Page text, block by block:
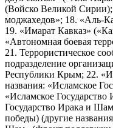
(Войско Великой
моджахедов»; 18. «Аль-
19. «Имарат Кавказ»
«Автономная боевая
21. Террористическое
подразделение
Республики Крым; 22.
названия: «Исламское
«Исламское
Государство Ирака и
победы) (другие